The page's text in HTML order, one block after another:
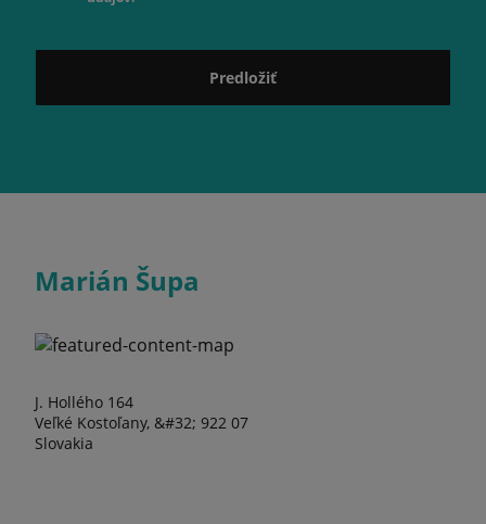
Predložiť
Marián Šupa
J. Hollého 164
Veľké Kostoľany, &#32; 922 07
Slovakia